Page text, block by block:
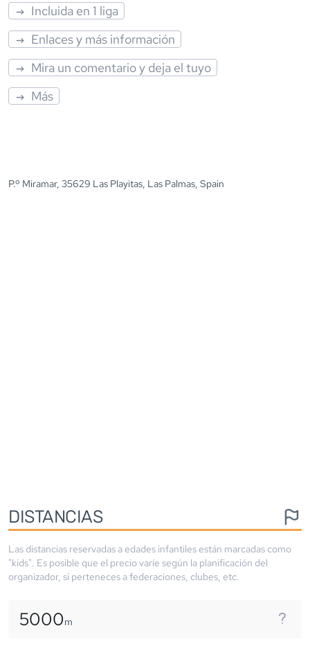
Incluida en 1 liga
Enlaces y más información
Mira un comentario y deja el tuyo
Más
P.º Miramar, 35629 Las Playitas, Las Palmas, Spain
DISTANCIAS
Las distancias reservadas a edades infantiles están marcadas como
"kids". Es posible que el precio varíe según la planificación del
organizador, si perteneces a federaciones, clubes, etc.
5000m